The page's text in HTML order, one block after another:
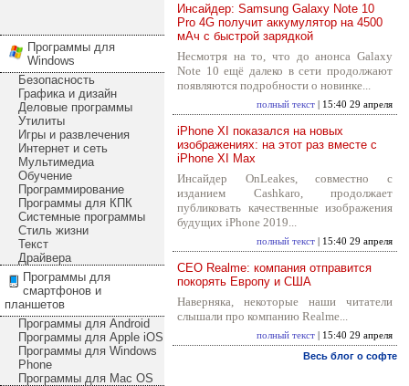
Программы для
Windows
Безопасность
Графика и дизайн
Деловые программы
Утилиты
Игры и развлечения
Интернет и сеть
Мультимедиа
Обучение
Программирование
Программы для КПК
Системные программы
Стиль жизни
Текст
Драйвера
Программы для
смартфонов и
планшетов
Программы для Android
Программы для Apple iOS
Программы для Windows
Phone
Программы для Mac OS
Инсайдер: Samsung Galaxy Note 10
Pro 4G получит аккумулятор на 4500
мАч с быстрой зарядкой
Несмотря на то, что до анонса Galaxy
Note 10 ещё далеко в сети продолжают
появляются подробности о новинке...
полный текст | 15:40 29 апреля
iPhone XI показался на новых
изображениях: на этот раз вместе с
iPhone XI Max
Инсайдер OnLeakes, совместно с
изданием Cashkaro, продолжает
публиковать качественные изображения
будущих iPhone 2019...
полный текст | 15:40 29 апреля
CEO Realme: компания отправится
покорять Европу и США
Наверняка, некоторые наши читатели
слышали про компанию Realme...
полный текст | 15:40 29 апреля
Весь блог о софте